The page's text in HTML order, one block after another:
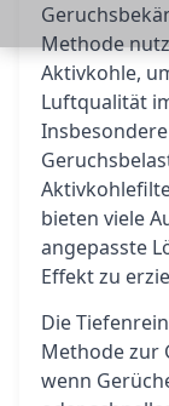
Methode
Aktivkohle,
Luftqualität
bieten viele
angepasste
Effekt zu
Die
Methode zur
wenn